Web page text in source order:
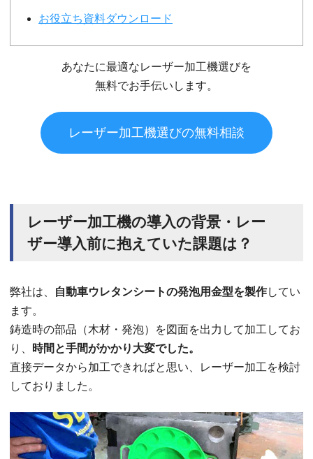
お役立ち資料ダウンロード
あなたに最適なレーザー加工機選びを
無料でお手伝いします。
レーザー加工機選びの無料相談
レーザー加工機の導入の背景・レー
ザー導入前に抱えていた課題は？
弊社は、 自動車ウレタンシートの発泡用金型を製作してい
ます。
鋳造時の部品（木材・発泡）を図面を出力して加工してお
り、
時間と手間がかかり大変でした。
直接データから加工できればと思い、レーザー加工を検討
しておりました。